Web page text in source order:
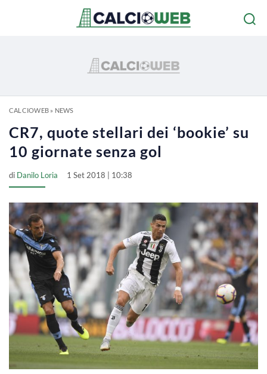
CALCIOWEB» NEWS
CR7, quote stellari dei ‘bookie’ su
10 giornate senza gol
di Danilo Loria 1 Set 2018 | 10:38